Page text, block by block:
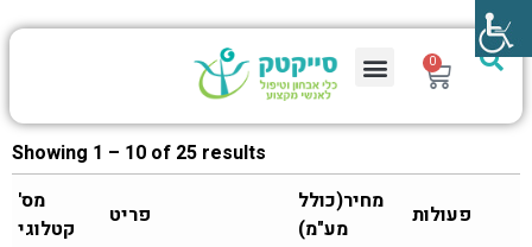
0
Showing 1 – 10 of 25 results
מס'
קטלוגי
פריט
מחיר(כולל
מע"מ)
פעולות